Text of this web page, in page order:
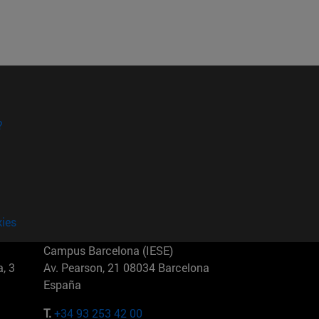
3
Campus Barcelona (IESE)
Av. Pearson, 21 08034 Barcelona
España
T.+34 93 253 42 00